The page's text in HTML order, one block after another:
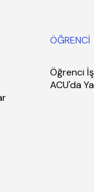
ÖĞRENCİ
Öğrenci
ACU'da